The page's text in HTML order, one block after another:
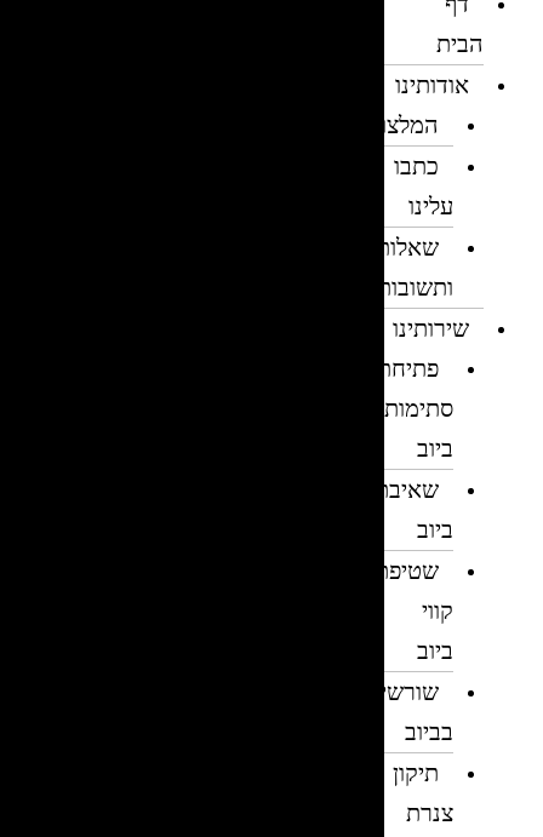
הבית
אודותינו
המלצות
כתבו
עלינו
שאלות
ותשובות
שירותינו
פתיחת
סתימות
ביוב
שאיבת
ביוב
שטיפת
קווי
ביוב
שורשים
בביוב
תיקון
צנרת